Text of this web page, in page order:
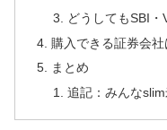
どうしてもSBI
購入できる証券会
まとめ
追記：みんな